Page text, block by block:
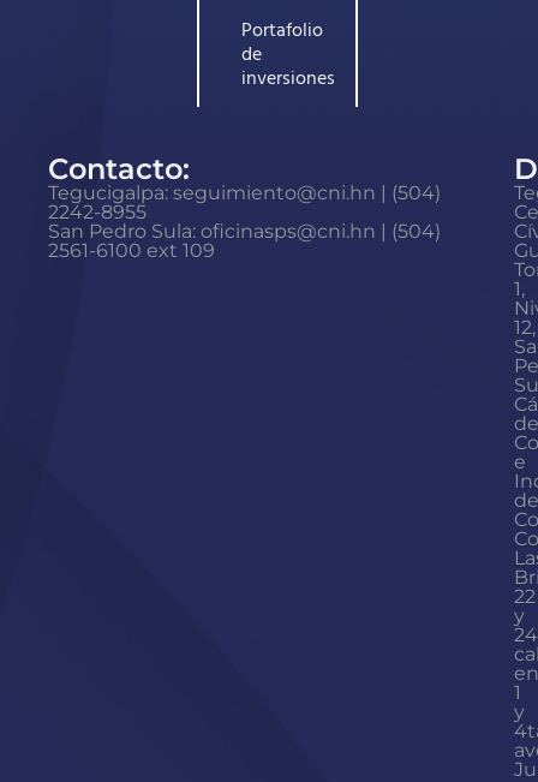
Portafolio
de
inversiones
Contacto:
Tegucigalpa: seguimiento@cni.hn | (504)
2242-8955
San Pedro Sula: oficinasps@cni.hn | (504)
2561-6100 ext 109
1,
12,
de
e
de
22
y
24
1
y